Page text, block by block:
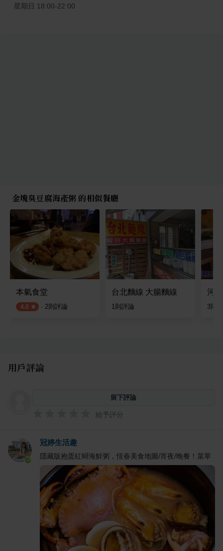
星期日 18:00-22:00
金塊臭豆腐海產粥 的相似餐廳
本氣食堂
4.0 · 2則評論
台北麵線 大腸麵線
1則評論
河
3則
用戶評論
留下評論
給予評分
冠婷生活趣
隱藏版抱蛋紅蟳海鮮粥，恆春美食地圖/宵夜/晚餐！菜單